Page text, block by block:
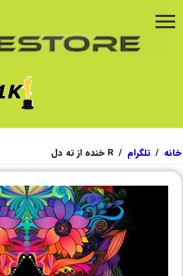
خانه / تلگرام / R خنده از ته دل